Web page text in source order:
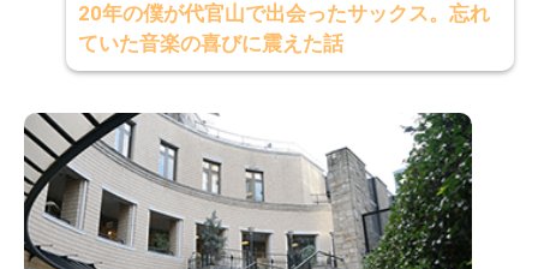
20年の僕が代官山で出会ったサックス。忘れ
ていた音楽の喜びに震えた話